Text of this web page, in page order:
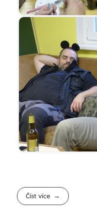
Číst více